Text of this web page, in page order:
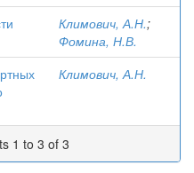
Климович, А.Н.;
Фомина, Н.В.
Климович, А.Н.
1 to 3 of 3